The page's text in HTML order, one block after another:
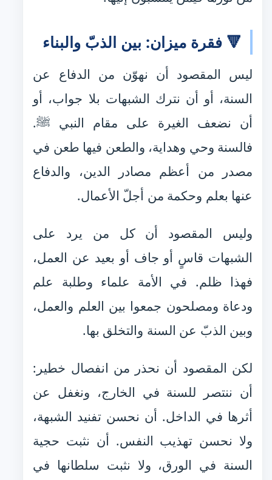
🔻 فقرة ميزان: بين الذبّ والبناء
ليس المقصود أن نهوّن من الدفاع عن
السنة، أو أن نترك الشبهات بلا جواب، أو
أن نضعف الغيرة على مقام النبي ﷺ.
فالسنة وحي وهداية، والطعن فيها طعن في
مصدر من أعظم مصادر الدين، والدفاع
عنها بعلم وحكمة من أجلّ الأعمال.
وليس المقصود أن كل من يرد على
الشبهات قاسٍ أو جاف أو بعيد عن العمل،
فهذا ظلم. في الأمة علماء وطلبة علم
ودعاة ومصلحون جمعوا بين العلم والعمل،
وبين الذبّ عن السنة والتخلق بها.
لكن المقصود أن نحذر من انفصال خطير:
أن ننتصر للسنة في الخارج، ونغفل عن
أثرها في الداخل. أن نحسن تفنيد الشبهة،
ولا نحسن تهذيب النفس. أن نثبت حجية
السنة في الورق، ولا نثبت سلطانها في